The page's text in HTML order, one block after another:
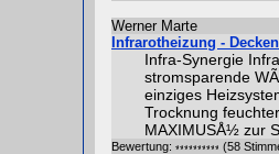
Werner Marte
Infrarotheizung -
Infra-Synergie
stromsparende
einziges
Trocknung
MAXIMUSÅ½ zur
Bewertung: (58